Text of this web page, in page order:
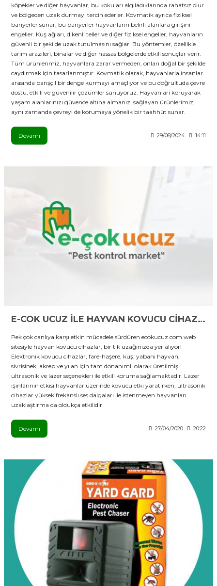
köpekler ve diğer hayvanlar, bu kokuları algıladıklarında rahatsız olur
ve bölgeden uzak durmayı tercih ederler. Kovmatik ayrıca fiziksel
bariyerler sunar, bu bariyerler hayvanların belirli alanlara girişini
engeller. Kuş ağları, dikenli teller ve diğer fiziksel engeller, hayvanların
güvenli bir şekilde uzak tutulmasını sağlar. Bu yöntemler, özellikle
tarım arazileri, binalar ve diğer hassas bölgelerde etkili sonuçlar verir.
Tüm ürünlerimiz, hayvanlara zarar vermeden, onları doğal bir şekilde
caydırmak için tasarlanmıştır. Kovmatik olarak, hayvanlarla insanlar
arasında barışçıl bir denge kurmayı amaçlıyor ve bu doğrultuda çevre
dostu, etkili ve güvenilir çözümler sunuyoruz. Hayvanları koruyarak
yaşam alanlarınızı güvence altına almanızı sağlayan ürünlerimiz,
aynı zamanda çevreyi de korumaya yönelik bir taahhüt sunar.
Devamı 29/08/2024 14:11
E-COK UCUZ İLE HAYVAN KOVUCU CİHAZLAR BİR TIK UZAĞINIZDA!
Pek çok canlıya karşı etkin mücadele sürdüren ecokucuz.com web
sitesiyle hayvan kovucu cihazlar, bir tık uzağınızda yer alıyor!
Elektronik kovucu cihazlar, fare-haşere, kuş, yabani hayvan,
sivrisinek, akrep ve yılan için tam donanımlı olarak üretilmiş
ultrasonik ve lazer seçenekleri ile etkili koruma sağlamaktadır. Lazer
ışınlarının etkisi hayvanlar üzerinde kovucu etki yaratırken, ultrasonik
cihazlar yüksek frekanslı ses dalgaları ile istenmeyen hayvanları
uzaklaştırma da oldukça etkilidir.
Devamı 27/04/2020 20:22